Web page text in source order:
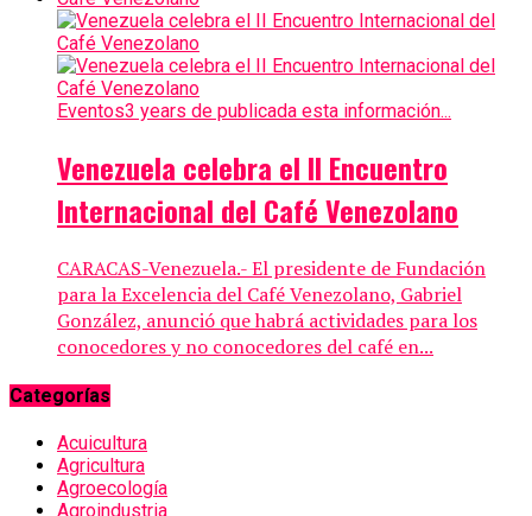
Eventos3 years de publicada esta información...
Venezuela celebra el II Encuentro
Internacional del Café Venezolano
CARACAS-Venezuela.- El presidente de Fundación
para la Excelencia del Café Venezolano, Gabriel
González, anunció que habrá actividades para los
conocedores y no conocedores del café en...
Categorías
Acuicultura
Agricultura
Agroecología
Agroindustria